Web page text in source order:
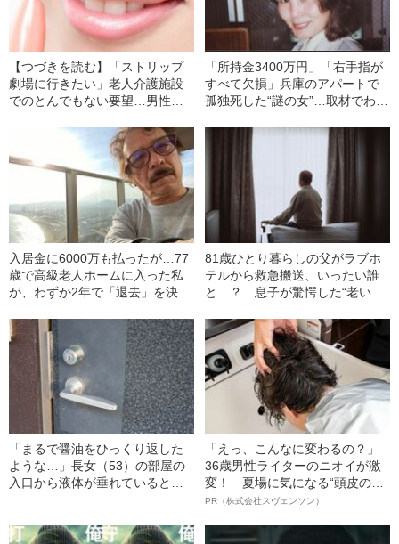
【つづきを読む】「ストリップ
劇場に行きたい」老人介護施設
でのとんでもない要望…男性介
んの“驚きの末路”
「所持金3400万円」「右手指が
すべて欠損」兵庫のアパートで
孤独死した“謎の女”…取材でわか
入居金に6000万も払ったが…77
歳で高級老人ホームに入った私
が、わずか2年で「退去」を決意
81歳ひとり暮らしの父がラブホ
テルから救急搬送、いったい誰
と…？ 息子が驚愕した“老いた
「まるで醤油をひっくり返した
ような…」長女（53）の部屋の
入口から液体が垂れていると連
「えっ、こんなに変わるの？」
36歳男性ライターのニオイが激
変！ 夏場に気になる“頭皮のニ
オイ”や“ベタつき”を解消す
ト”が生み出した徹底ケアとは
PR（株式会社スヴェンソン）